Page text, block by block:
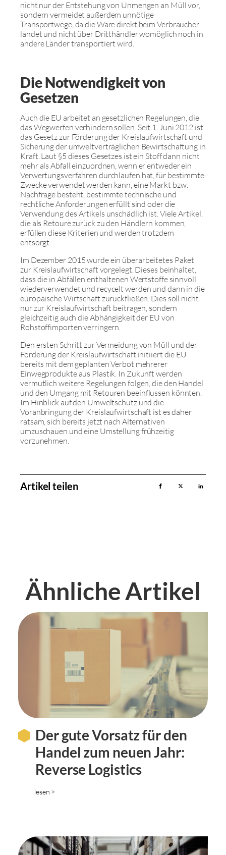
nicht nur der Entstehung von Unmengen an Müll vor,
sondern vermeidet außerdem unnötige
Transportwege, da die Ware direkt beim Verbraucher
landet und nicht über Dritthändler womöglich noch in
andere Länder transportiert wird.
Die Notwendigkeit von
Gesetzen
Auch die EU arbeitet an gesetzlichen Regelungen, die
das Wegwerfen verhindern sollen. Seit 1. Juni 2012 ist
das Gesetz zur Förderung der Kreislaufwirtschaft und
Sicherung der umweltverträglichen Bewirtschaftung in
Kraft. Laut §5 dieses Gesetzes ist ein Stoff dann nicht
mehr als Abfall einzuordnen, wenn er entweder ein
Verwertungsverfahren durchlaufen hat, für bestimmte
Zwecke verwendet werden kann, eine Markt bzw.
Nachfrage besteht, bestimmte technische und
rechtliche Anforderungen erfüllt sind oder die
Verwendung des Artikels unschädlich ist. Viele Artikel,
die als Retoure zurück zu den Händlern kommen,
erfüllen diese Kriterien und werden trotzdem
entsorgt.
Im Dezember 2015 wurde ein überarbeitetes Paket
zur Kreislaufwirtschaft vorgelegt. Dieses beinhaltet,
dass die in Abfällen enthaltenen Wertstoffe sinnvoll
wiederverwendet und recycelt werden und dann in die
europäische Wirtschaft zurückfließen. Dies soll nicht
nur zur Kreislaufwirtschaft beitragen, sondern
gleichzeitig auch die Abhängigkeit der EU von
Rohstoffimporten verringern.
Den ersten Schritt zur Vermeidung von Müll und der
Förderung der Kreislaufwirtschaft initiiert die EU
bereits mit dem geplanten Verbot mehrerer
Einwegprodukte aus Plastik. In Zukunft werden
vermutlich weitere Regelungen folgen, die den Handel
und den Umgang mit Retouren beeinflussen könnten.
Im Hinblick auf den Umweltschutz und die
Voranbringung der Kreislaufwirtschaft ist es daher
ratsam, sich bereits jetzt nach Alternativen
umzuschauen und eine Umstellung frühzeitig
vorzunehmen.
Artikel teilen
Ähnliche Artikel
Der gute Vorsatz für den
Handel zum neuen Jahr:
Reverse Logistics
lesen >